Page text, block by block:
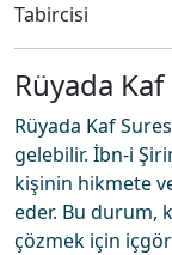
Tabircisi
Rüyada
Rüyada Kaf
gelebilir. İbn-i
kişinin hikmete
eder. Bu durum,
çözmek için